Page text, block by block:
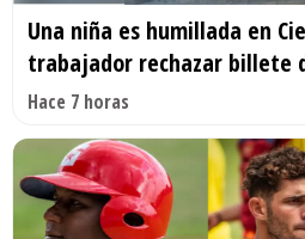
Una niña es humillada en
trabajador rechazar billete
Hace 7 horas